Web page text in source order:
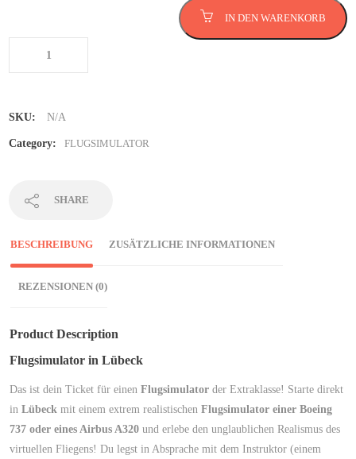
IN DEN WARENKORB
SKU: N/A
Category: FLUGSIMULATOR
SHARE
BESCHREIBUNG ZUSÄTZLICHE INFORMATIONEN
REZENSIONEN (0)
Product Description
Flugsimulator in Lübeck
Das ist dein Ticket für einenFlugsimulatorder Extraklasse! Starte direkt
inLübeck mit einem extrem realistischenFlugsimulator einer Boeing
737 oder eines Airbus A320 und erlebe den unglaublichen Realismus des
virtuellen Fliegens! Du legst in Absprache mit dem Instruktor (einem